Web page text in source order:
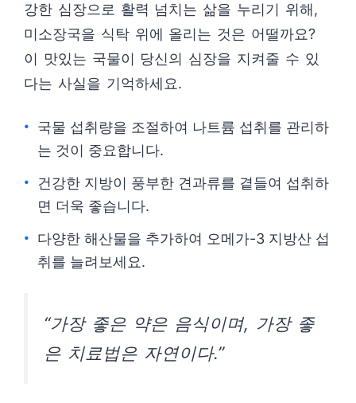
강한 심장으로 활력 넘치는 삶을 누리기 위해,
미소장국을 식탁 위에 올리는 것은 어떨까요?
이 맛있는 국물이 당신의 심장을 지켜줄 수 있
다는 사실을 기억하세요.
국물 섭취량을 조절하여 나트륨 섭취를 관리하
는 것이 중요합니다.
건강한 지방이 풍부한 견과류를 곁들여 섭취하
면 더욱 좋습니다.
다양한 해산물을 추가하여 오메가-3 지방산 섭
취를 늘려보세요.
“가장 좋은 약은 음식이며, 가장 좋
은 치료법은 자연이다.”